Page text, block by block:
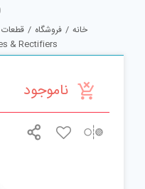
خانه / فروشگاه / قطعات
& Rectifiers
ناموجود